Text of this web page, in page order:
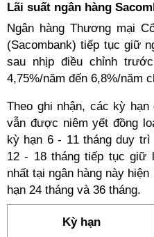
Lãi suất ngân hàng
Ngân hàng Thương mại
(Sacombank) tiếp tục giữ
sau nhịp điều chỉnh
4,75%/năm đến 6,8%/năm
Theo ghi nhận, các kỳ
vẫn được niêm yết đồng
kỳ hạn 6 - 11 tháng duy
12 - 18 tháng tiếp tục giữ
nhất tại ngân hàng này
hạn 24 tháng và 36 tháng.
Kỳ hạn